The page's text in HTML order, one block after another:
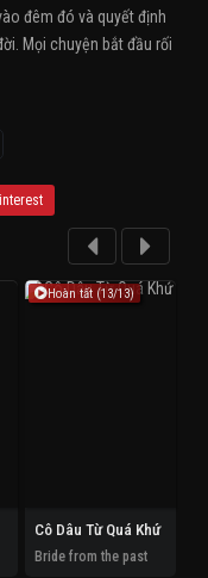
đêm đó và quyết định
Mọi chuyện bắt đầu rối
Hoàn tất (13/13)
Cô Dâu Từ Quá Khứ
Bride from the past